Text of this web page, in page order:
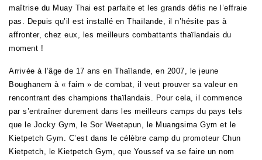
maîtrise du Muay Thai est parfaite et les grands défis ne l’effraie
pas. Depuis qu’il est installé en Thaïlande, il n’hésite pas à
affronter, chez eux, les meilleurs combattants thaïlandais du
moment !
Arrivée à l’âge de 17 ans en Thaïlande, en 2007, le jeune
Boughanem à « faim » de combat, il veut prouver sa valeur en
rencontrant des champions thaïlandais. Pour cela, il commence
par s’entraîner durement dans les meilleurs camps du pays tels
que le Jocky Gym, le Sor Weetapun, le Muangsima Gym et le
Kietpetch Gym. C’est dans le célèbre camp du promoteur Chun
Kietpetch, le Kietpetch Gym, que Youssef va se faire un nom